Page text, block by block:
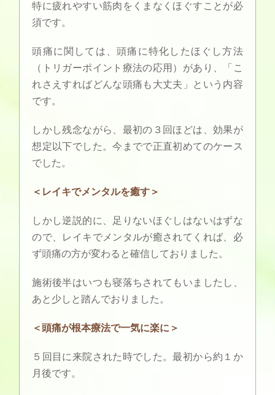
特に疲れやすい筋肉をくまなくほぐすことが必
須です。
頭痛に関しては、頭痛に特化したほぐし方法
（トリガーポイント療法の応用）があり、「こ
れさえすればどんな頭痛も大丈夫」という内容
です。
しかし残念ながら、最初の３回ほどは、効果が
想定以下でした。今までで正直初めてのケース
でした。
＜レイキでメンタルを癒す＞
しかし逆説的に、足りないほぐしはないはずな
ので、レイキでメンタルが癒されてくれば、必
ず頭痛の方が変わると確信しておりました。
施術後半はいつも寝落ちされてもいましたし、
あと少しと踏んでおりました。
＜頭痛が根本療法で一気に楽に＞
５回目に来院された時でした。最初から約１か
月後です。